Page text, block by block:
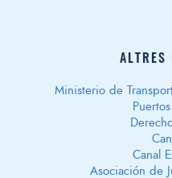
ALTRES
Ministerio de
Canal
Asociación de